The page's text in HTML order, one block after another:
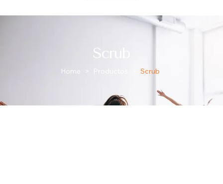
Scrub
Home > Productos Scrub